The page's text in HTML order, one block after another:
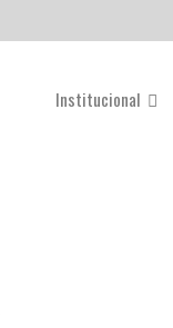
Institucional